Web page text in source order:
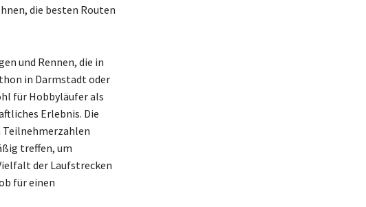
die besten Routen
und Rennen, die in
in Darmstadt oder
für Hobbyläufer als
Erlebnis. Die
Teilnehmerzahlen
treffen, um
der Laufstrecken
für einen